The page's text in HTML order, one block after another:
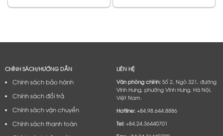
CHÍNH SÁCH/HƯỚNG DẪN
Chính sách bảo hành
Chính sách đổi trả
Chính sách vận chuyển
Chính sách thanh toán
LIÊN HỆ
Văn phòng chính:Số 2, Ngõ 321, đường
Vĩnh Hưng, phường Vĩnh Hưng, Hà Nội,
Việt Nam.
Hotline:+84.98.644.8886
Tel:+84.24.36440701